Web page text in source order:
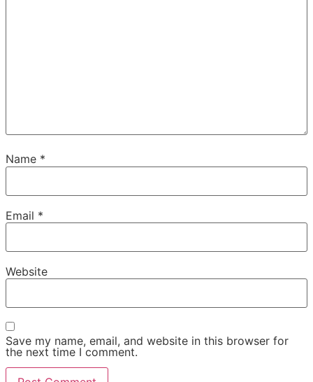
Name *
Email *
Website
Save my name, email, and website in this browser for
the next time I comment.